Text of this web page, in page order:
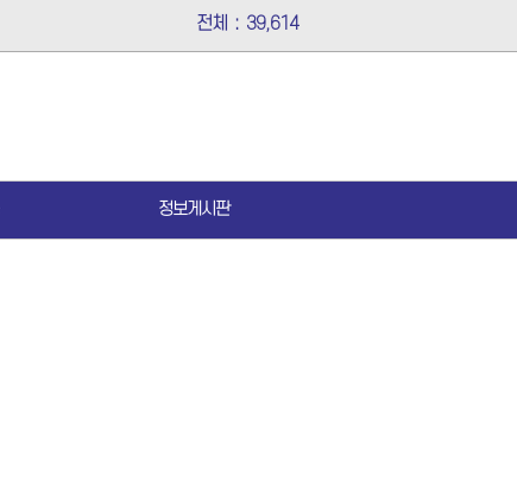
전체 : 39,614
정보게시판